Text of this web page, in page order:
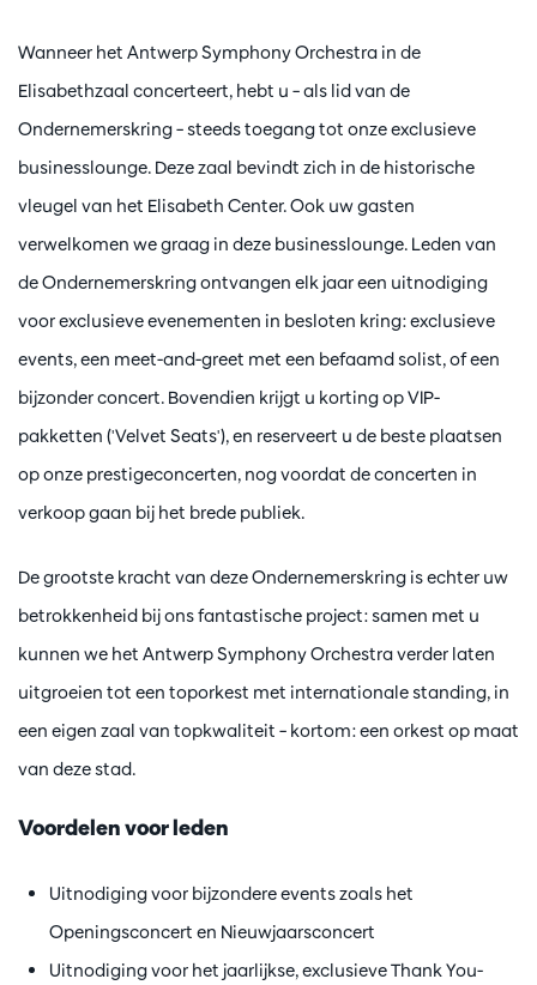
Wanneer het Antwerp Symphony Orchestra in de
Elisabethzaal concerteert, hebt u – als lid van de
Ondernemerskring – steeds toegang tot onze exclusieve
businesslounge. Deze zaal bevindt zich in de historische
vleugel van het Elisabeth Center. Ook uw gasten
verwelkomen we graag in deze businesslounge. Leden van
de Ondernemerskring ontvangen elk jaar een uitnodiging
voor exclusieve evenementen in besloten kring: exclusieve
events, een meet-and-greet met een befaamd solist, of een
bijzonder concert. Bovendien krijgt u korting op VIP-
pakketten ('Velvet Seats'), en reserveert u de beste plaatsen
op onze prestigeconcerten, nog voordat de concerten in
verkoop gaan bij het brede publiek.
De grootste kracht van deze Ondernemerskring is echter uw
betrokkenheid bij ons fantastische project: samen met u
kunnen we het Antwerp Symphony Orchestra verder laten
uitgroeien tot een toporkest met internationale standing, in
een eigen zaal van topkwaliteit – kortom: een orkest op maat
van deze stad.
Voordelen voor leden
Uitnodiging voor bijzondere events zoals het
Openingsconcert en Nieuwjaarsconcert
Uitnodiging voor het jaarlijkse, exclusieve Thank You-